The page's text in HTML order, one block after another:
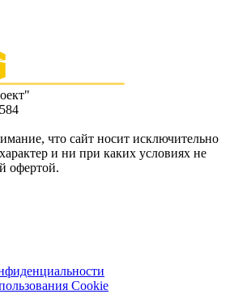
что сайт носит исключительно
и ни при каких условиях не
офертой.
Cookie